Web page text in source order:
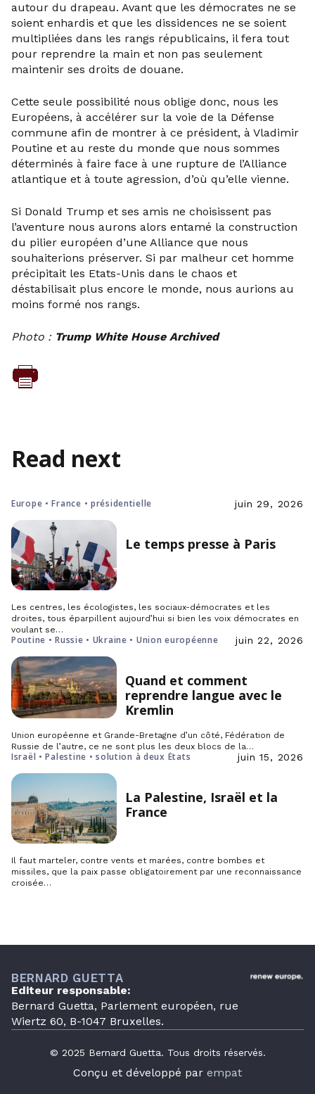
autour du drapeau. Avant que les démocrates ne se
soient enhardis et que les dissidences ne se soient
multipliées dans les rangs républicains, il fera tout
pour reprendre la main et non pas seulement
maintenir ses droits de douane.
Cette seule possibilité nous oblige donc, nous les
Européens, à accélérer sur la voie de la Défense
commune afin de montrer à ce président, à Vladimir
Poutine et au reste du monde que nous sommes
déterminés à faire face à une rupture de l’Alliance
atlantique et à toute agression, d’où qu’elle vienne.
Si Donald Trump et ses amis ne choisissent pas
l’aventure nous aurons alors entamé la construction
du pilier européen d’une Alliance que nous
souhaiterions préserver. Si par malheur cet homme
précipitait les Etats-Unis dans le chaos et
déstabilisait plus encore le monde, nous aurions au
moins formé nos rangs.
Photo : Trump White House Archived
Read next
Europe • France • présidentielle juin 29, 2026
Le temps presse à Paris
Les centres, les écologistes, les sociaux-démocrates et les
droites, tous éparpillent aujourd’hui si bien les voix démocrates en
voulant se…
Poutine • Russie • Ukraine • Union européenne juin 22, 2026
Quand et comment
reprendre langue avec le
Kremlin
Union européenne et Grande-Bretagne d’un côté, Fédération de
Russie de l’autre, ce ne sont plus les deux blocs de la…
Israël • Palestine • solution à deux États juin 15, 2026
La Palestine, Israël et la
France
Il faut marteler, contre vents et marées, contre bombes et
missiles, que la paix passe obligatoirement par une reconnaissance
croisée…
BERNARD GUETTA
Editeur responsable:
Bernard Guetta, Parlement européen, rue
Wiertz 60, B-1047 Bruxelles.
© 2025 Bernard Guetta. Tous droits réservés.
Conçu et développé par empat